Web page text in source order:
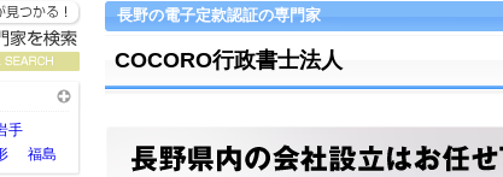
長野の電子定款認証の専門家
COCORO行政書士法人
手
福島